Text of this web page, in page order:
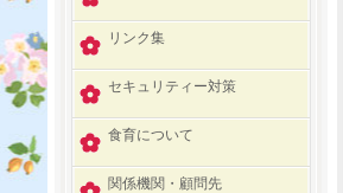
リンク集
セキュリティー対策
食育について
関係機関・顧問先